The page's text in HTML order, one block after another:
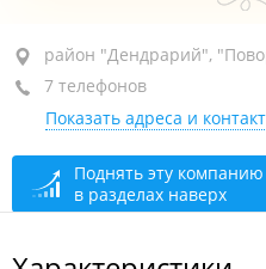
район "Дендрарий", пер.
+7 924 114-15-95
сегодня закрыто
район "Дендрарий",
7 телефонов
Показать адреса и
Поднять эту компанию
в разделах наверх